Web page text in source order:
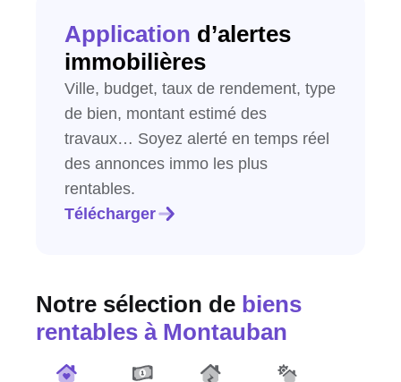
Application d’alertes
immobilières
Ville, budget, taux de rendement, type
de bien, montant estimé des
travaux… Soyez alerté en temps réel
des annonces immo les plus
rentables.
Télécharger
Notre sélection de biens
rentables à Montauban